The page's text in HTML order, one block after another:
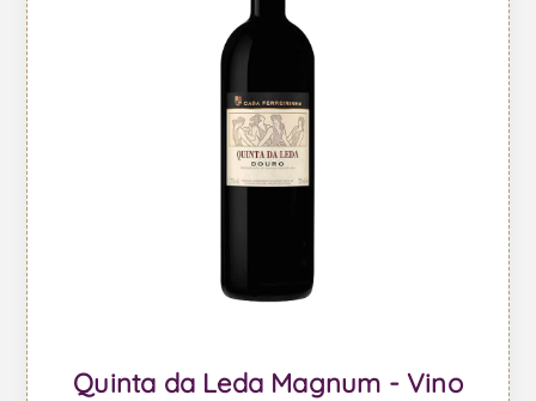
Quinta da Leda Magnum - Vino